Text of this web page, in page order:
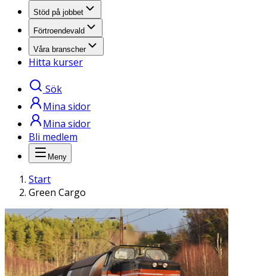
Stöd på jobbet
Förtroendevald
Våra branscher
Hitta kurser
Sök
Mina sidor
Mina sidor
Bli medlem
Meny
Start
Green Cargo